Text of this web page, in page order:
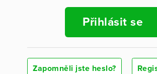
Přihlásit se
Zapomněli jste heslo?